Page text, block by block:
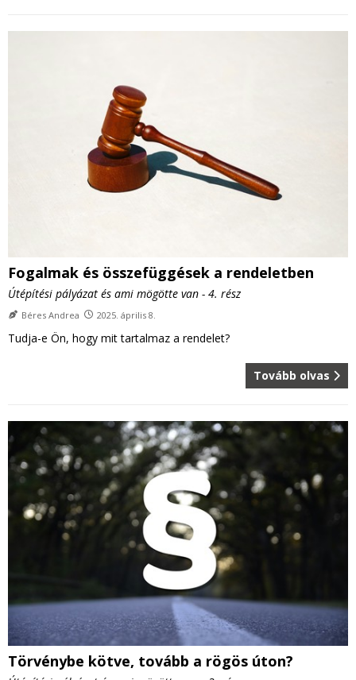
Fogalmak és összefüggések a rendeletben
Útépítési pályázat és ami mögötte van - 4. rész
Béres Andrea 2025. április 8.
Tudja-e Ön, hogy mit tartalmaz a rendelet?
Tovább olvas
Törvénybe kötve, tovább a rögös úton?